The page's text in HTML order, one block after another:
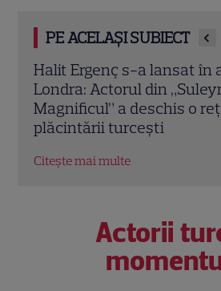
PE ACELAȘI SUBIECT
O mai ții minte pe mama
„American Pie”? Jennifer
de ani, dezvăluie greșeala
regretă și astăzi
Citește mai multe
Actorii